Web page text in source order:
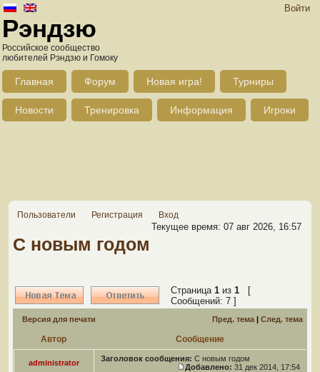
Войти
Рэндзю
Российское сообщество
любителей Рэндзю и Гомоку
Главная Форум Новая игра! Турниры
Новости Тренировка Информация Игроки
Пользователи Регистрация Вход
Текущее время: 07 авг 2026, 16:57
С новым годом
Страница 1 из 1 [
Сообщений: 7 ]
Версия для печати Пред. тема | След. тема
Автор Сообщение
administrator Заголовок сообщения: С новым годом
Добавлено: 31 дек 2014, 17:54